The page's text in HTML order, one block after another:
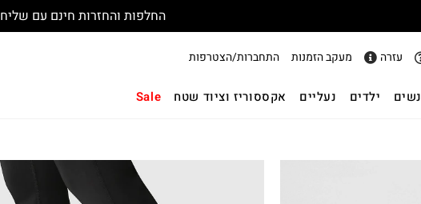
החלפות והחזרות חינם עם שליח
עזרה מעקב הזמנות התחברות/הצטרפות
נשים ילדים נעליים אקססוריז וציוד שטח Sale